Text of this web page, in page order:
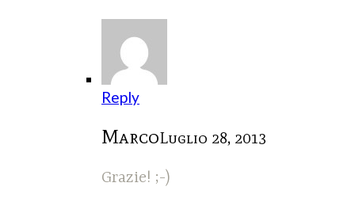
Reply
MarcoLuglio 28, 2013
Grazie! ;-)